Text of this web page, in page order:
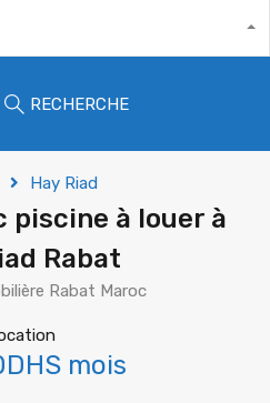
RECHERCHE
Hay Riad
piscine à louer à
Rabat
Rabat Maroc
mois